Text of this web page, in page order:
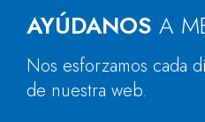
AYÚDANOS A
Nos esforzamos cada
de nuestra web.